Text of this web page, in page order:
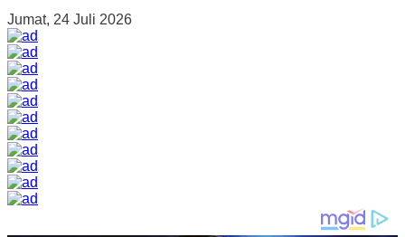
Jumat, 24 Juli 2026